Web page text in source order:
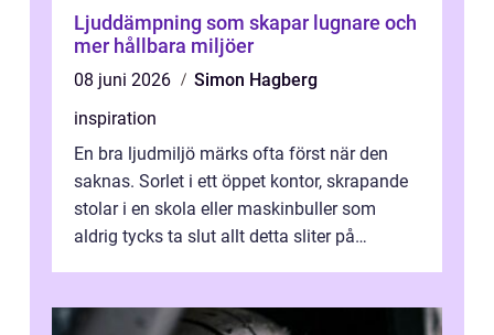
Ljuddämpning som skapar lugnare och
mer hållbara miljöer
08 juni 2026
Simon Hagberg
inspiration
En bra ljudmiljö märks ofta först när den
saknas. Sorlet i ett öppet kontor, skrapande
stolar i en skola eller maskinbuller som
aldrig tycks ta slut allt detta sliter på